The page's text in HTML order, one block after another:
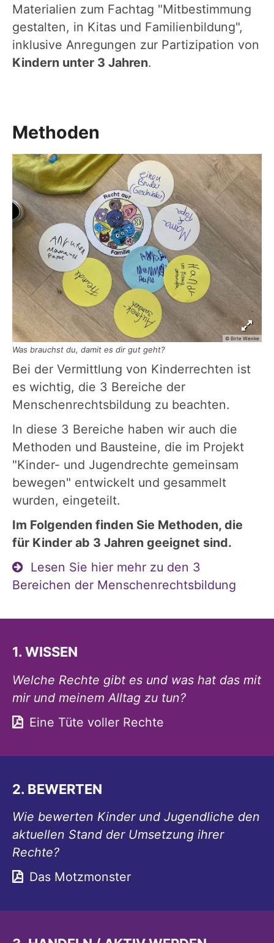
Materialien zum Fachtag "Mitbestimmung
gestalten, in Kitas und Familienbildung",
inklusive Anregungen zur Partizipation von
Kindern unter 3 Jahren.
Methoden
© Birte Wenke
Was brauchst du, damit es dir gut geht?
Bei der Vermittlung von Kinderrechten ist
es wichtig, die 3 Bereiche der
Menschenrechtsbildung zu beachten.
In diese 3 Bereiche haben wir auch die
Methoden und Bausteine, die im Projekt
"Kinder- und Jugendrechte gemeinsam
bewegen" entwickelt und gesammelt
wurden, eingeteilt.
Im Folgenden finden Sie Methoden, die
für Kinder ab 3 Jahren geeignet sind.
Lesen Sie hier mehr zu den 3
Bereichen der Menschenrechtsbildung
1. WISSEN
Welche Rechte gibt es und was hat das mit
mir und meinem Alltag zu tun?
Eine Tüte voller Rechte
2. BEWERTEN
Wie bewerten Kinder und Jugendliche den
aktuellen Stand der Umsetzung ihrer
Rechte?
Das Motzmonster